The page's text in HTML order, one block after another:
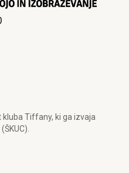
kluba Tiffany, ki ga izvaja